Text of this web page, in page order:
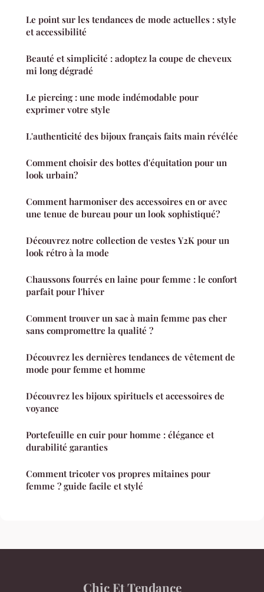
Le point sur les tendances de mode actuelles : style
et accessibilité
Beauté et simplicité : adoptez la coupe de cheveux
mi long dégradé
Le piercing : une mode indémodable pour
exprimer votre style
L'authenticité des bijoux français faits main révélée
Comment choisir des bottes d'équitation pour un
look urbain?
Comment harmoniser des accessoires en or avec
une tenue de bureau pour un look sophistiqué?
Découvrez notre collection de vestes Y2K pour un
look rétro à la mode
Chaussons fourrés en laine pour femme : le confort
parfait pour l'hiver
Comment trouver un sac à main femme pas cher
sans compromettre la qualité ?
Découvrez les dernières tendances de vêtement de
mode pour femme et homme
Découvrez les bijoux spirituels et accessoires de
voyance
Portefeuille en cuir pour homme : élégance et
durabilité garanties
Comment tricoter vos propres mitaines pour
femme ? guide facile et stylé
Chic Et Tendance